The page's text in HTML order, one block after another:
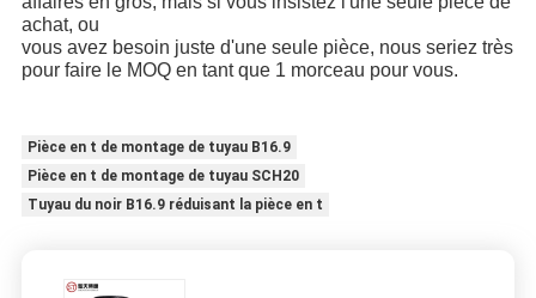
achat, ou
vous avez besoin juste d'une seule pièce, nous seriez très
pour faire le MOQ en tant que 1 morceau pour vous.
Pièce en t de montage de tuyau B16.9
Pièce en t de montage de tuyau SCH20
Tuyau du noir B16.9 réduisant la pièce en t